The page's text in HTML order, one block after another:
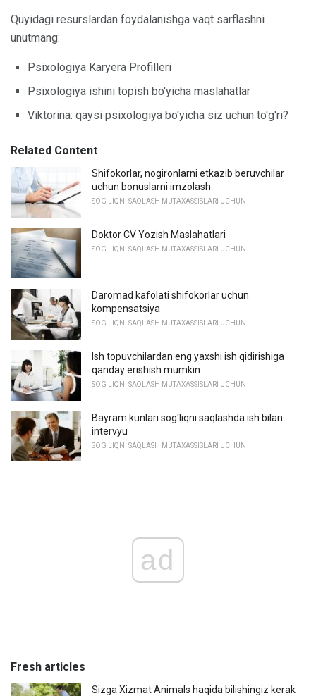
Quyidagi resurslardan foydalanishga vaqt sarflashni
unutmang:
Psixologiya Karyera Profilleri
Psixologiya ishini topish bo'yicha maslahatlar
Viktorina: qaysi psixologiya bo'yicha siz uchun to'g'ri?
Related Content
Shifokorlar, nogironlarni etkazib beruvchilar
uchun bonuslarni imzolash
SOG'LIQNI SAQLASH MUTAXASSISLARI UCHUN
Doktor CV Yozish Maslahatlari
SOG'LIQNI SAQLASH MUTAXASSISLARI UCHUN
Daromad kafolati shifokorlar uchun
kompensatsiya
SOG'LIQNI SAQLASH MUTAXASSISLARI UCHUN
Ish topuvchilardan eng yaxshi ish qidirishiga
qanday erishish mumkin
SOG'LIQNI SAQLASH MUTAXASSISLARI UCHUN
Bayram kunlari sog'liqni saqlashda ish bilan
intervyu
SOG'LIQNI SAQLASH MUTAXASSISLARI UCHUN
ad
Fresh articles
Sizga Xizmat Animals haqida bilishingiz kerak